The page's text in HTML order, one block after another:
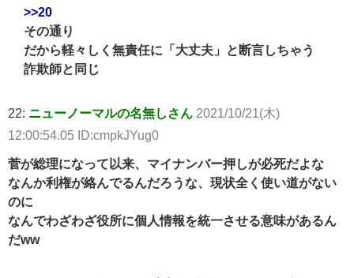
>>20
その通り
だから軽々しく無責任に「大丈夫」と断言しちゃう
詐欺師と同じ
22: ニューノーマルの名無しさん 2021/10/21(木)
12:00:54.05 ID:cmpkJYug0
菅が総理になって以来、マイナンバー押しが必死だよな
なんか利権が絡んでるんだろうな、現状全く使い道がない
のに
なんでわざわざ役所に個人情報を統一させる意味があるん
だww